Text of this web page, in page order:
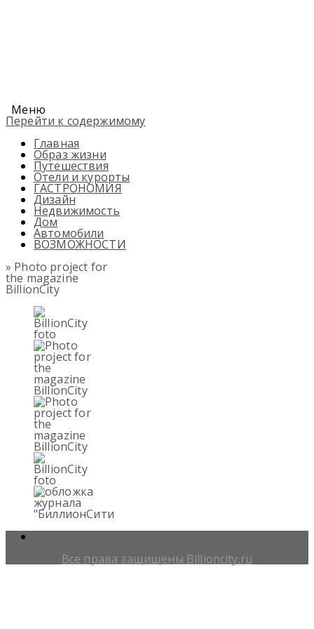
Меню
Перейти к содержимому
Главная
Образ жизни
Путешествия
Отели и курорты
ГАСТРОНОМИЯ
Дизайн
Недвижимость
Дом
Автомобили
ВОЗМОЖНОСТИ
» Photo project for
the magazine
BillionCity
Все права защищены Billioncity.ru